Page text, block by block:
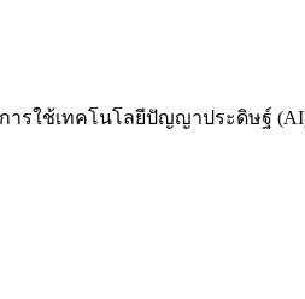
รใช้เทคโนโลยีปัญญาประดิษฐ์